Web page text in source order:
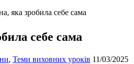
яка зробила себе сама
себе сама
, Теми виховних уроків 11/03/2025